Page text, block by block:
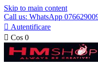
Skip to main content
Call us: WhatsApp
 Autentificare
 Cos 0